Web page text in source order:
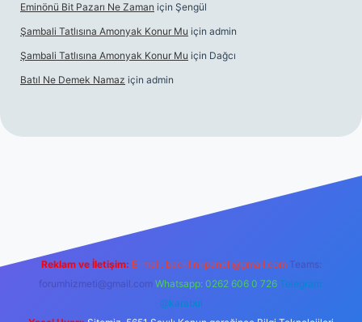
Eminönü Bit Pazarı Ne Zaman için Şengül
Şambali Tatlısına Amonyak Konur Mu için admin
Şambali Tatlısına Amonyak Konur Mu için Dağcı
Batıl Ne Demek Namaz için admin
Reklam ve İletişim: E-mail: backlinkpaneli@gmail.com Teams:
forumhizmeti@gmail.com Whatsapp: 0262 606 0 726 Telegram:
@karabul